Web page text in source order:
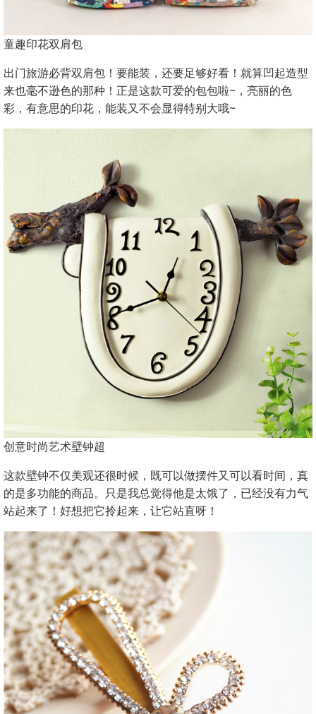
童趣印花双肩包
出门旅游必背双肩包！要能装，还要足够好看！就算凹起造型
来也毫不逊色的那种！正是这款可爱的包包啦~，亮丽的色
彩，有意思的印花，能装又不会显得特别大哦~
创意时尚艺术壁钟超
这款壁钟不仅美观还很时候，既可以做摆件又可以看时间，真
的是多功能的商品。只是我总觉得他是太饿了，已经没有力气
站起来了！好想把它拎起来，让它站直呀！